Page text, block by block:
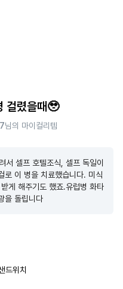
걸렸을때🥹
님의 마이컬리템
서 셀프 호텔조식, 셀프 독일이
로 이 병을 치료했습니다. 미식
게 해주기도 했죠.유럽병 화타
을 돌립니다
드위치